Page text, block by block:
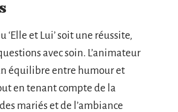
‘Elle et Lui’ soit une réussite,
avec soin. L’animateur
équilibre entre humour et
en tenant compte de la
mariés et de l’ambiance